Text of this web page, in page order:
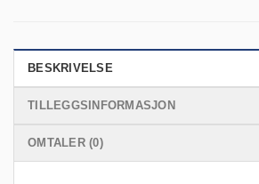
BESKRIVELSE
TILLEGGSINFORMASJON
OMTALER (0)